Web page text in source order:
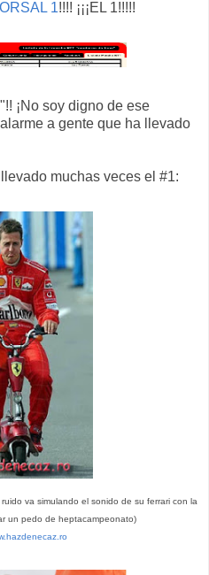
1!!!! ¡¡¡EL 1!!!!!
¡No soy digno de ese
a gente que ha llevado
muchas veces el #1:
va simulando el sonido de su ferrari con la
un pedo de heptacampeonato)